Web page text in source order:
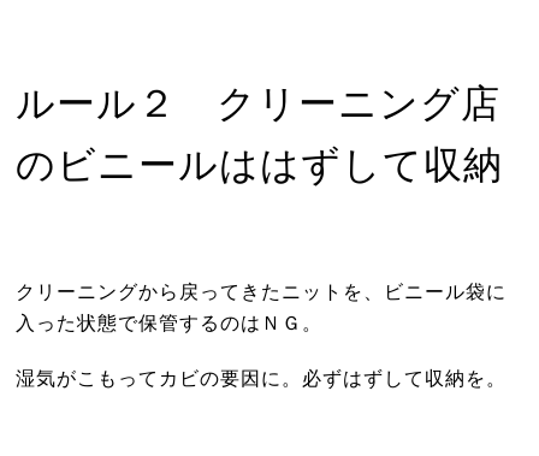
ルール２ クリーニング店
のビニールははずして収納
クリーニングから戻ってきたニットを、ビニール袋に
入った状態で保管するのはＮＧ。
湿気がこもってカビの要因に。必ずはずして収納を。